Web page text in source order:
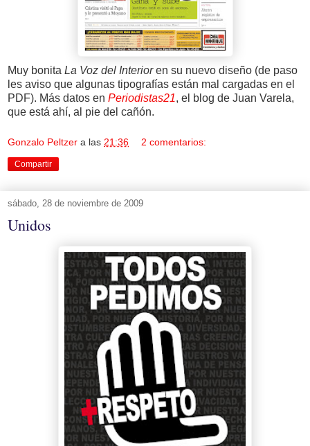
Muy bonita La Voz del Interioren su nuevo diseño (de paso
les aviso que algunas tipografías están mal cargadas en el
PDF). Más datos en Periodistas21, el blog de Juan Varela,
que está ahí, al pie del cañón.
Gonzalo Peltzer a las 21:36 2 comentarios:
Compartir
sábado, 28 de noviembre de 2009
Unidos